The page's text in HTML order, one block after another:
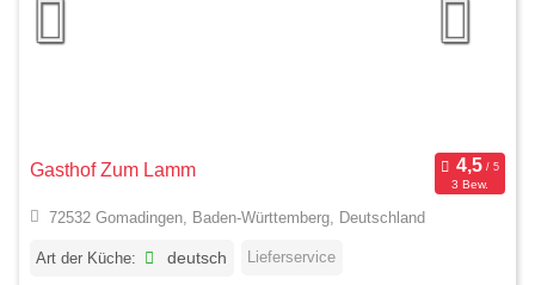
Gasthof Zum Lamm
3 Bew.
72532 Gomadingen, Baden-Württemberg, Deutschland
Art der Küche: deutsch Lieferservice